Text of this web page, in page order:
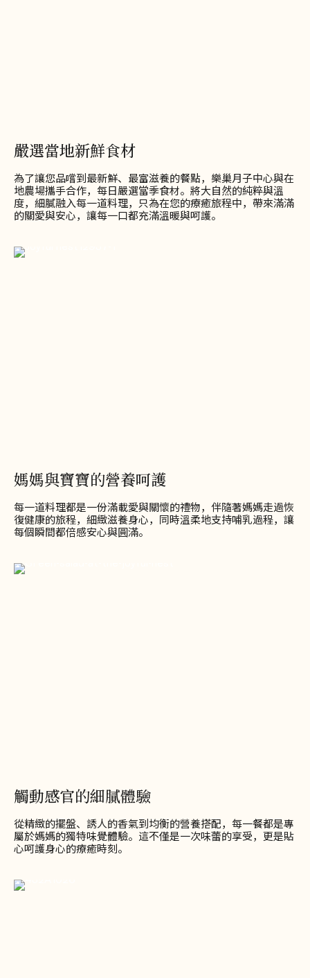
嚴選當地新鮮食材
為了讓您品嚐到最新鮮、最富滋養的餐點，樂巢月子中心與在
地農場攜手合作，每日嚴選當季食材。將大自然的純粹與溫
度，細膩融入每一道料理，只為在您的療癒旅程中，帶來滿滿
的關愛與安心，讓每一口都充滿溫暖與呵護。
媽媽與寶寶的營養呵護
每一道料理都是一份滿載愛與關懷的禮物，伴隨著媽媽走過恢
復健康的旅程，細緻滋養身心，同時溫柔地支持哺乳過程，讓
每個瞬間都倍感安心與圓滿。
觸動感官的細膩體驗
從精緻的擺盤、誘人的香氣到均衡的營養搭配，每一餐都是專
屬於媽媽的獨特味覺體驗。這不僅是一次味蕾的享受，更是貼
心呵護身心的療癒時刻。